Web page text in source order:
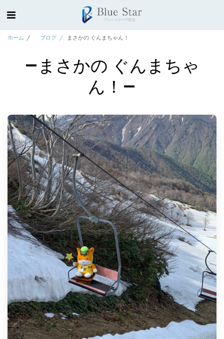
ホーム ブログ まさかの ぐんまちゃん！
まさかの ぐんまちゃ
ん！